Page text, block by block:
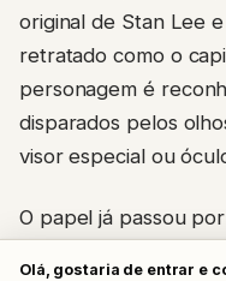
original de Stan Lee
retratado como o
personagem é
disparados pelos
visor especial ou
O papel já passou
Olá, gostaria de entrar e